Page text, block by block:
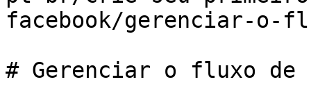
facebook/gerenciar-o-
# Gerenciar o fluxo de